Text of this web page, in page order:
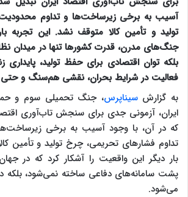
آسیب به برخی زیرساخت‌ها و تداوم
تولید و تأمین کالا متوقف نشد. این تجربه
جنگ‌های مدرن، قدرت کشورها تنها در میدان
بلکه توان اقتصادی برای حفظ تولید، پایداری
فعالیت در شرایط بحران، نقشی هم‌سنگ و حتی
به گزارشسیناپرس، جنگ تحمیلی سوم و
ایران، آزمونی جدی برای سنجش تاب‌آوری
که در آن، با وجود آسیب به برخی
تداوم فشارهای تحریمی، چرخ تولید و تأمین
بار دیگر این واقعیت را آشکار کرد که در
پشت سامانه‌های دفاعی ساخته نمی‌شود، بلکه در
می‌شود.